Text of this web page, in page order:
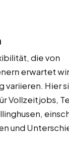
die von
erwartet
variieren. Hier
Vollzeitjobs,
und